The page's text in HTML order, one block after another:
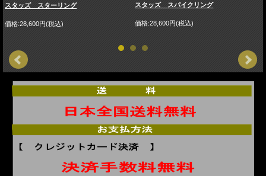
スタッズ スターリング
価格:28,600円(税込)
スタッズ スパイクリング
価格:28,600円(税込)